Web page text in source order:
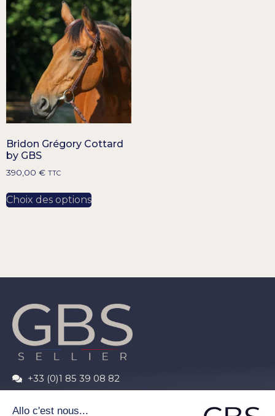
Bridon Grégory Cottard
by GBS
390,00 € TTC
Choix des options
+33 (0)1 85 39 08 82